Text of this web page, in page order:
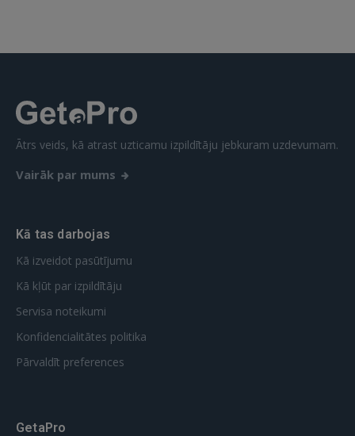
Ātrs veids, kā atrast uzticamu izpildītāju jebkuram uzdevumam.
Vairāk par mums
Kā tas darbojas
Kā izveidot pasūtījumu
Kā kļūt par izpildītāju
Servisa noteikumi
Konfidencialitātes politika
Pārvaldīt preferences
GetaPro